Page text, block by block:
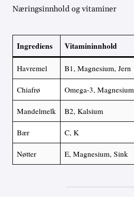
Næringsinnhold og vitaminer
Ingrediens Vitamininnhold
Havremel B1, Magnesium, Jern
Chiafrø Omega-3, Magnesium
Mandelmelk B2, Kalsium
Bær C, K
Nøtter E, Magnesium, Sink